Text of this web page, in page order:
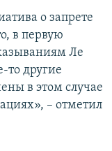
о запрете
в первую
Ле
то другие
в этом случае
– отметил